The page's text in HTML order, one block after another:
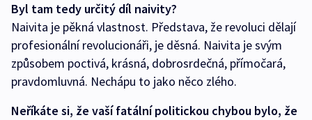
Byl tam tedy určitý díl naivity?
Naivita je pěkná vlastnost. Představa, že revoluci dělají
profesionální revolucionáři, je děsná. Naivita je svým
způsobem poctivá, krásná, dobrosrdečná, přímočará,
pravdomluvná. Nechápu to jako něco zlého.
Neříkáte si, že vaší fatální politickou chybou bylo, že